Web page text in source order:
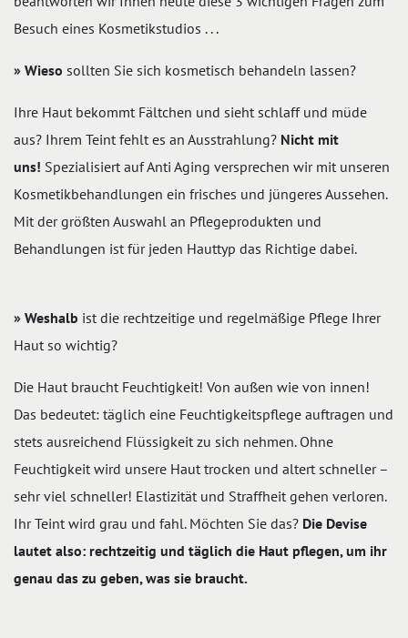
Besuch eines Kosmetikstudios . . .
» Wieso sollten Sie sich kosmetisch behandeln lassen?
Ihre Haut bekommt Fältchen und sieht schlaff und müde
aus? Ihrem Teint fehlt es an Ausstrahlung? Nicht mit
uns! Spezialisiert auf Anti Aging versprechen wir mit unseren
Kosmetikbehandlungen ein frisches und jüngeres Aussehen.
Mit der größten Auswahl an Pflegeprodukten und
Behandlungen ist für jeden Hauttyp das Richtige dabei.
» Weshalb ist die rechtzeitige und regelmäßige Pflege Ihrer
Haut so wichtig?
Die Haut braucht Feuchtigkeit! Von außen wie von innen!
Das bedeutet: täglich eine Feuchtigkeitspflege auftragen und
stets ausreichend Flüssigkeit zu sich nehmen. Ohne
Feuchtigkeit wird unsere Haut trocken und altert schneller –
sehr viel schneller! Elastizität und Straffheit gehen verloren.
Ihr Teint wird grau und fahl. Möchten Sie das? Die Devise
lautet also: rechtzeitig und täglich die Haut pflegen, um ihr
genau das zu geben, was sie braucht.